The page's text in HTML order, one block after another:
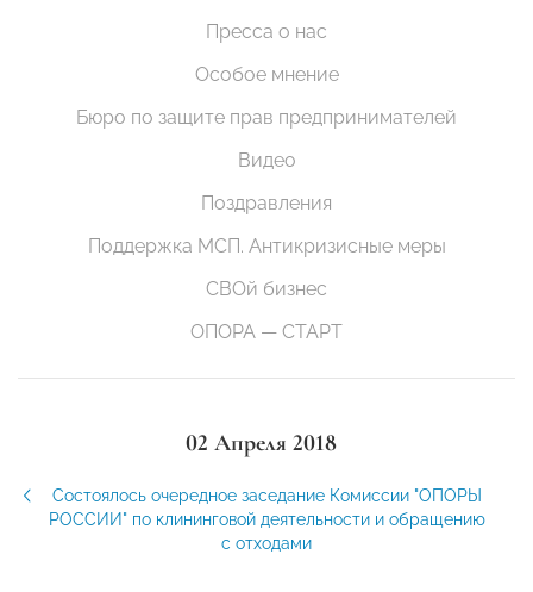
Пресса о нас
Особое мнение
Бюро по защите прав предпринимателей
Видео
Поздравления
Поддержка МСП. Антикризисные меры
СВОй бизнес
ОПОРА — СТАРТ
02 Апреля 2018
Состоялось очередное заседание Комиссии "ОПОРЫ
РОССИИ" по клининговой деятельности и обращению
с отходами